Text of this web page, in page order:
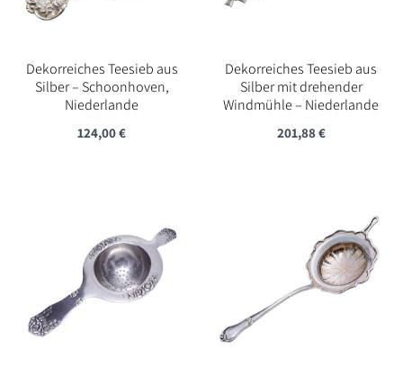
Dekorreiches Teesieb aus
Silber – Schoonhoven,
Niederlande
124,00€
Dekorreiches Teesieb aus
Silber mit drehender
Windmühle – Niederlande
201,88€